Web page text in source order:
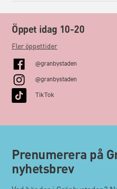
Öppet idag 10-20
Fler öppettider
@granbystaden
@granbystaden
TikTok
Prenumerera på
nyhetsbrev